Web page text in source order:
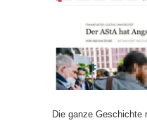
Die ganze Geschichte